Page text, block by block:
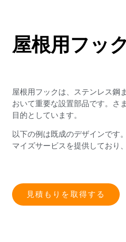
屋根用フック
屋根用フックは、ステンレス鋼
おいて重要な設置部品です。さ
目的としています。
以下の例は既成のデザインです
マイズサービスを提供しており
見積もりを取得する